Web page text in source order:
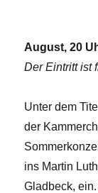
August, 20
Der Eintritt ist
Unter dem
der
ins Martin
Gladbeck,